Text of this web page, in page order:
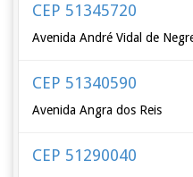
CEP 51345720
Avenida André Vidal de
CEP 51340590
Avenida Angra dos Reis
CEP 51290040